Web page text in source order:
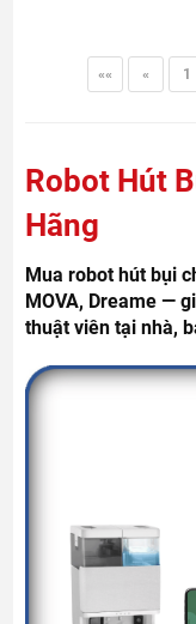
«« « 1
Robot Hút
Hãng
Mua robot hút bụi
MOVA, Dreame —
thuật viên tại nhà,